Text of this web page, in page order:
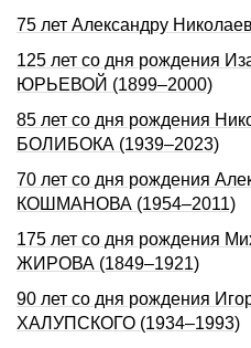
75 лет Александру
125 лет со дня рождения
ЮРЬЕВОЙ (1899–2000)
85 лет со дня рождения
БОЛИБОКА (1939–2023)
70 лет со дня рождения
КОШМАНОВА (1954–2011)
175 лет со дня рождения
ЖИРОВА (1849–1921)
90 лет со дня pождения
ХАЛУПСКОГО (1934–1993)